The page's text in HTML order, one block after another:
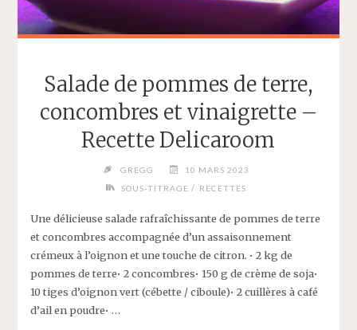
Salade de pommes de terre,
concombres et vinaigrette –
Recette Delicaroom
GREGG
10 MARS 2023
SOUS-TITRAGE / RECETTES
Une délicieuse salade rafraîchissante de pommes de terre
et concombres accompagnée d’un assaisonnement
crémeux à l’oignon et une touche de citron. • 2 kg de
pommes de terre• 2 concombres• 150 g de crème de soja•
10 tiges d’oignon vert (cébette / ciboule)• 2 cuillères à café
d’ail en poudre• …